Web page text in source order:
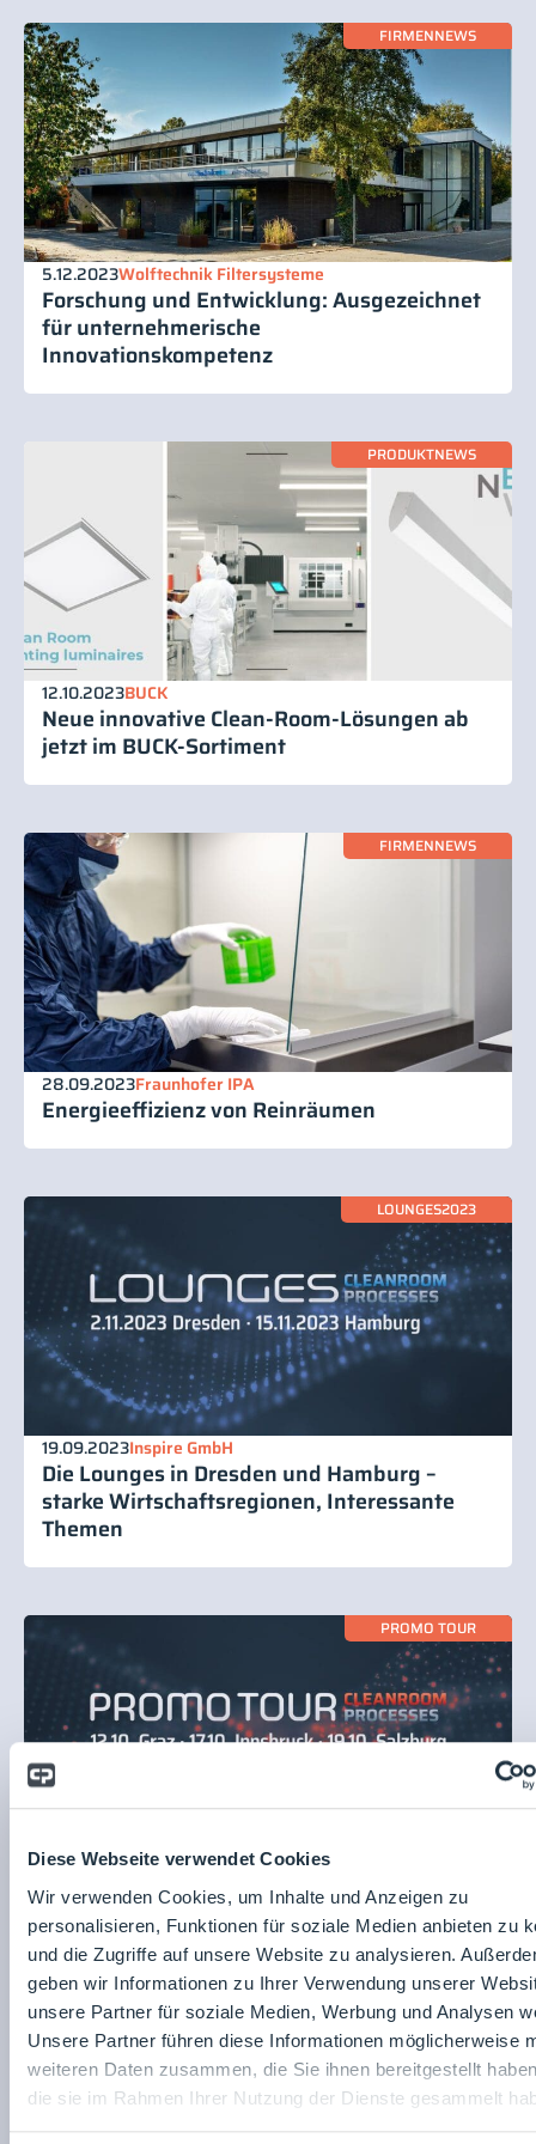
Diese Webseite verwendet Cookies
Wir verwenden Cookies, um Inhalte und Anzeigen zu
personalisieren, Funktionen für soziale Medien anbieten zu
und die Zugriffe auf unsere Website zu analysieren.
geben wir Informationen zu Ihrer Verwendung unserer
unsere Partner für soziale Medien, Werbung und Analysen
Unsere Partner führen diese Informationen möglicherweise
weiteren Daten zusammen, die Sie ihnen bereitgestellt
die sie im Rahmen Ihrer Nutzung der Dienste gesammelt
FIRMENNEWS
5.12.2023Wolftechnik Filtersysteme
Forschung und Entwicklung: Ausgezeichnet
für unternehmerische
Innovationskompetenz
PRODUKTNEWS
12.10.2023BUCK
Neue innovative Clean-Room-Lösungen ab
jetzt im BUCK-Sortiment
FIRMENNEWS
28.09.2023Fraunhofer IPA
Energieeffizienz von Reinräumen
LOUNGES2023
19.09.2023Inspire GmbH
Die Lounges in Dresden und Hamburg –
starke Wirtschaftsregionen, Interessante
Themen
PROMO TOUR
16.09.2023Inspire GmbH
PROMO TOUR 2023 Cleanroom and
Processes, Austria
FIRMENNEWS